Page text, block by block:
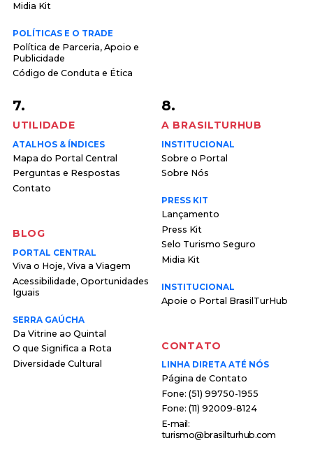
Midia Kit
POLÍTICAS E O TRADE
Política de Parceria, Apoio e
Publicidade
Código de Conduta e Ética
7.
UTILIDADE
ATALHOS & ÍNDICES
Mapa do Portal Central
Perguntas e Respostas
Contato
BLOG
PORTAL CENTRAL
Viva o Hoje, Viva a Viagem
Acessibilidade, Oportunidades
Iguais
SERRA GAÚCHA
Da Vitrine ao Quintal
O que Significa a Rota
Diversidade Cultural
8.
A BRASILTURHUB
INSTITUCIONAL
Sobre o Portal
Sobre Nós
PRESS KIT
Lançamento
Press Kit
Selo Turismo Seguro
Midia Kit
INSTITUCIONAL
Apoie o Portal BrasilTurHub
CONTATO
LINHA DIRETA ATÉ NÓS
Página de Contato
F o n e : ( 5 1 ) 9 9 7 5 0 - 1 9 5 5
F o n e : ( 1 1 ) 9 2 0 0 9 - 8 1 2 4
E - m a i l :
t u r i s m o @ b r a s i l t u r h u b . c o m